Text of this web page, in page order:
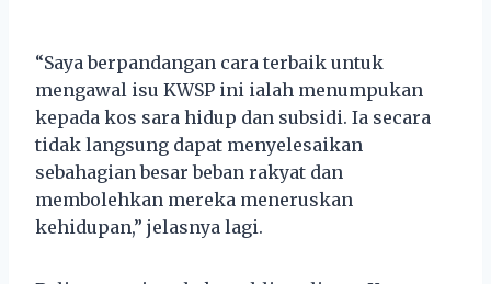
“Saya berpandangan cara terbaik untuk
mengawal isu KWSP ini ialah menumpukan
kepada kos sara hidup dan subsidi. Ia secara
tidak langsung dapat menyelesaikan
sebahagian besar beban rakyat dan
membolehkan mereka meneruskan
kehidupan,” jelasnya lagi.